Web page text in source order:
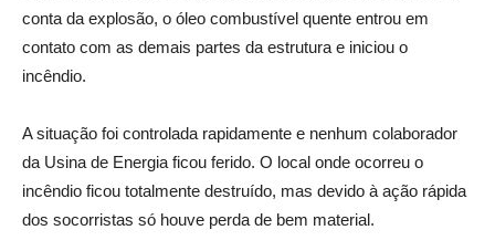
conta da explosão, o óleo combustível quente entrou em
contato com as demais partes da estrutura e iniciou o
incêndio.
A situação foi controlada rapidamente e nenhum colaborador
da Usina de Energia ficou ferido. O local onde ocorreu o
incêndio ficou totalmente destruído, mas devido à ação rápida
dos socorristas só houve perda de bem material.